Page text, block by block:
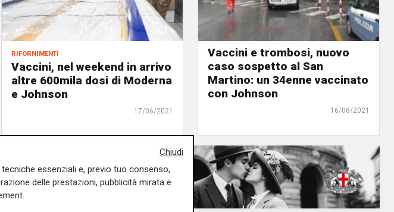
rifornimenti
Vaccini, nel weekend in arrivo
altre 600mila dosi di Moderna
e Johnson
17/06/2021
Vaccini e trombosi, nuovo
caso sospetto al San
Martino: un 34enne vaccinato
con Johnson
16/06/2021
Chiudi
essenziali e, previo tuo consenso,
delle prestazioni, pubblicità mirata e